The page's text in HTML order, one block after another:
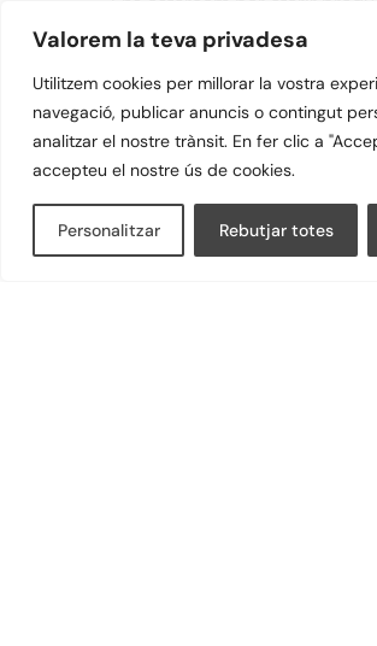
Valorem la teva privadesa
Utilitzem cookies per millorar la vostra
navegació, publicar anuncis o contingut
analitzar el nostre trànsit. En fer clic a
accepteu el nostre ús de cookies.
Personalitzar Rebutjar totes
compleixin la normativa
 Compromís
Ens dediquem a entendre i
necessitats dels nostres
proporcionant solucions a